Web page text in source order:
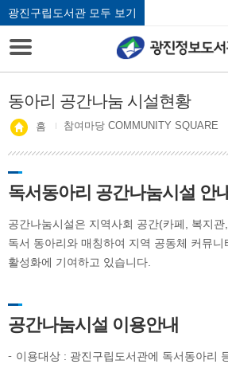
광진구립도서관 모두 보기
동아리 공간나눔 시설현황
홈 참여마당 COMMUNITY SQUARE
독서동아리 공간나눔시설 안
공간나눔시설은 지역사회 공간(카페, 복지
독서 동아리와 매칭하여 지역 공동체 커뮤니
활성화에 기여하고 있습니다.
공간나눔시설 이용안내
이용대상 : 광진구립도서관에 독서동아리